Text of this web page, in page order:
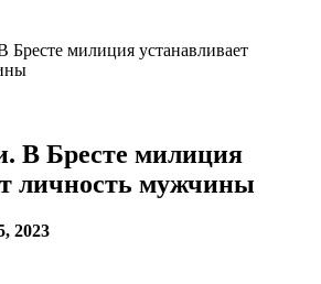
милиция устанавливает
В Бресте милиция
личность мужчины
2023